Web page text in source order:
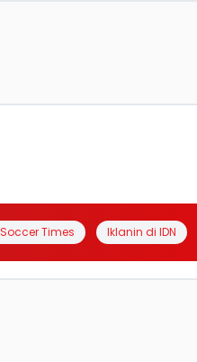
Soccer Times Iklanin di IDN